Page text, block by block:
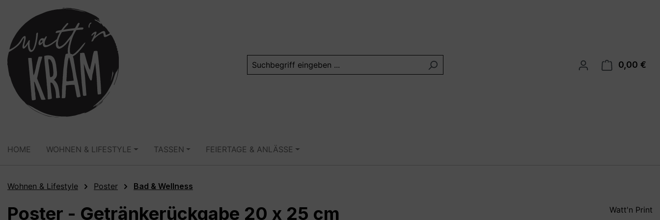
Zur Hauptnavigation springen
0,00 €
HOME WOHNEN & LIFESTYLE TASSEN FEIERTAGE & ANLÄSSE
Wohnen & Lifestyle Poster Bad & Wellness
Poster - Getränkerückgabe 20 x 25 cm Watt'n Print